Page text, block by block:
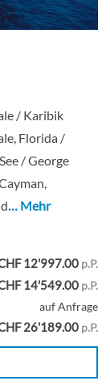
/ Karibik
Florida /
/ George
… Mehr
12'997.00 p.P.
14'549.00 p.P.
auf Anfrage
26'189.00 p.P.